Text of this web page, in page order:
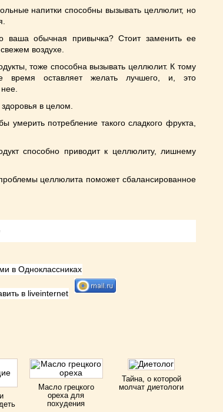
напитки способны вызывать целлюлит, но
обычная привычка? Стоит заменить ее
воздухе.
тоже способна вызывать целлюлит. К тому
время оставляет желать лучшего, и, это
в целом.
умерить потребление такого сладкого фрукта,
способно приводит к целлюлиту, лишнему
целлюлита поможет сбалансированное
Масло грецкого
ореха для
похудения
Тайна, о которой
молчат диетологи